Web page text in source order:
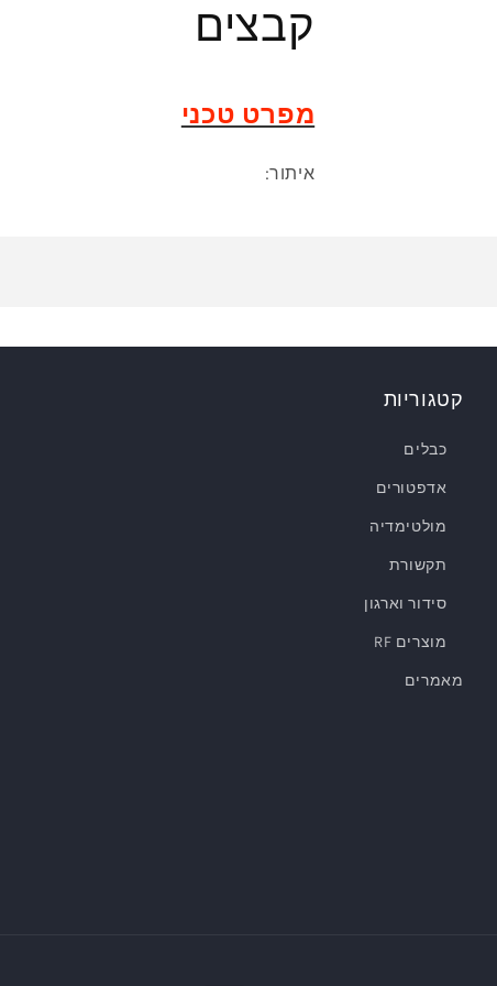
קבצים
מפרט טכני
איתור:
קטגוריות
כבלים
אדפטורים
מולטימדיה
תקשורת
סידור וארגון
מוצרים RF
מאמרים